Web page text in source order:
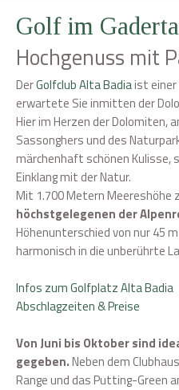
Golf im
Hochgenuss mit
DerGolfclub Alta Badiaist einer
erwartete Sie inmitten der
Hier im Herzen der Dolomiten,
Sassonghers und des
märchenhaft schönen Kulisse,
Einklang mit der Natur.
Mit 1.700 Metern Meereshöhe
höchstgelegenen der
Höhenunterschied von nur 45
harmonisch in die unberührte
Infos zum Golfplatz Alta Badia
Abschlagzeiten & Preise
Von Juni bis Oktober sind
gegeben.Neben dem
Range und das Putting-Green